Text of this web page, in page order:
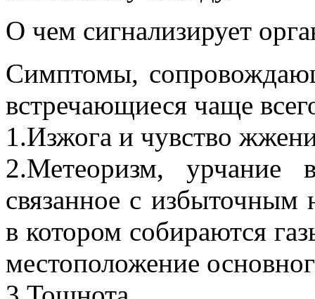
О чем сигнализирует
Симптомы,
встречающиеся чаще
1.Изжога и чувство
2.Метеоризм, урчание
связанное с избыточным
в котором собираются
местоположение